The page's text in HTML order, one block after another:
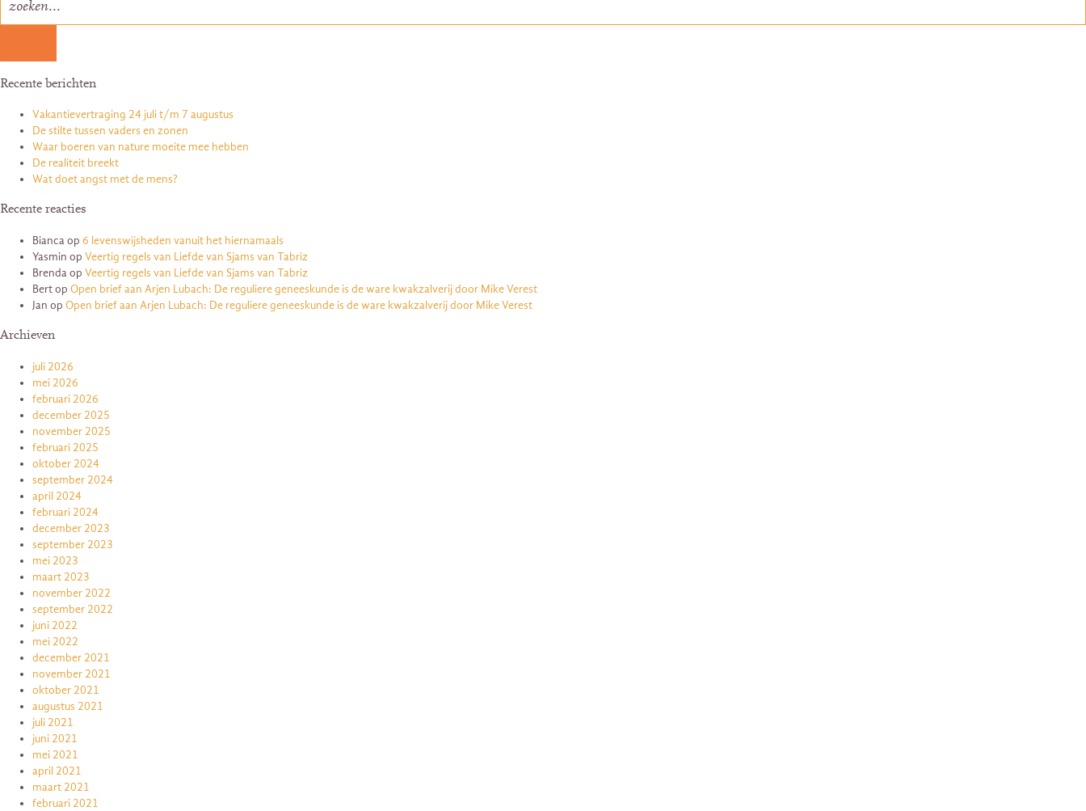
Recente berichten
Vakantievertraging 24 juli t/m 7 augustus
De stilte tussen vaders en zonen
Waar boeren van nature moeite mee hebben
De realiteit breekt
Wat doet angst met de mens?
Recente reacties
Biancaop 6 levenswijsheden vanuit het hiernamaals
Yasmin op Veertig regels van Liefde van Sjams van Tabriz
Brendaop Veertig regels van Liefde van Sjams van Tabriz
Bertop Open brief aan Arjen Lubach: De reguliere geneeskunde is de ware kwakzalverij door Mike Verest
Jan op Open brief aan Arjen Lubach: De reguliere geneeskunde is de ware kwakzalverij door Mike Verest
Archieven
juli 2026
mei 2026
februari 2026
december 2025
november 2025
februari 2025
oktober 2024
september 2024
april 2024
februari 2024
december 2023
september 2023
mei 2023
maart 2023
november 2022
september 2022
juni 2022
mei 2022
december 2021
november 2021
oktober 2021
augustus 2021
juli 2021
juni 2021
mei 2021
april 2021
maart 2021
februari 2021